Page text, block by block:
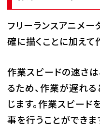
フリーランスアニメ
確に描くことに加えて
作業スピードの速さ
るため、作業が遅れ
じます。作業スピード
事を行うことができま